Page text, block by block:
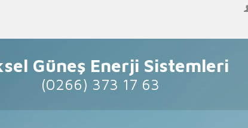
Güneş Enerji Sistemleri
(0266) 373 17 63